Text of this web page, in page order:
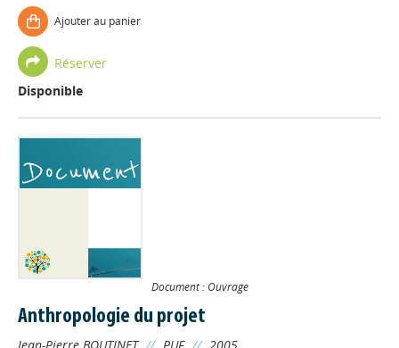
Ajouter au panier
Réserver
Disponible
Document : Ouvrage
Anthropologie du projet